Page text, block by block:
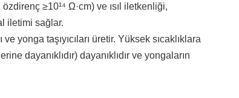
≥10¹⁴ Ω·cm) ve ısıl iletkenliği,
iletimi sağlar.
yonga taşıyıcıları üretir. Yüksek sıcaklıklara
dayanıklıdır) dayanıklıdır ve yongaların